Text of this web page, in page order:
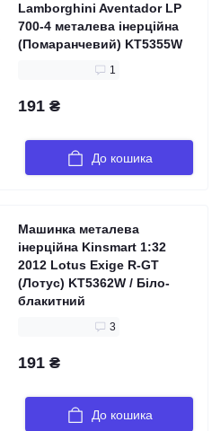
Lamborghini Aventador LP
700-4 металева інерційна
(Помаранчевий) KT5355W
1
191 ₴
До кошика
Машинка металева
інерційна Kinsmart 1:32
2012 Lotus Exige R-GT
(Лотус) KT5362W / Біло-
блакитний
3
191 ₴
До кошика